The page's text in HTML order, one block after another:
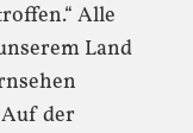
Alle
Land
der